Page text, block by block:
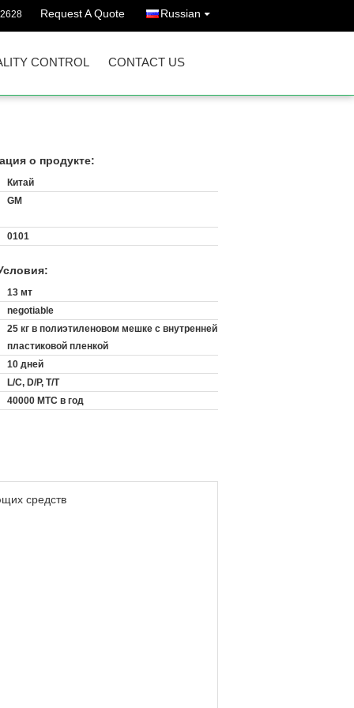
Request A Quote Russian
CONTROL CONTACT US
о продукте:
Китай
GM
0101
13 мт
negotiable
25 кг в полиэтиленовом мешке с внутренней
пластиковой пленкой
10 дней
L/C, D/P, T/T
40000 МТС в год
средств